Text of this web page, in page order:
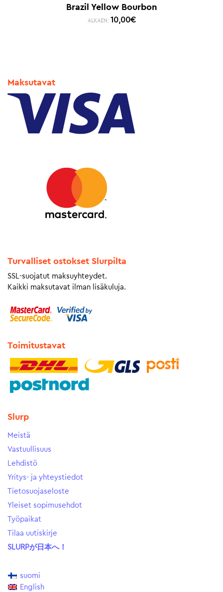
Brazil Yellow Bourbon
ALKAEN: 10,00€
Maksutavat
Turvalliset ostokset Slurpilta
SSL-suojatut maksuyhteydet.
Kaikki maksutavat ilman lisäkuluja.
Toimitustavat
Slurp
Meistä
Vastuullisuus
Lehdistö
Yritys- ja yhteystiedot
Tietosuojaseloste
Yleiset sopimusehdot
Työpaikat
Tilaa uutiskirje
SLURPが日本へ！
suomi
English